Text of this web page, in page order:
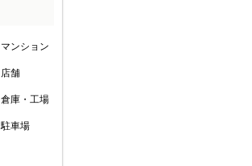
マンション
店舗
倉庫・工場
駐車場